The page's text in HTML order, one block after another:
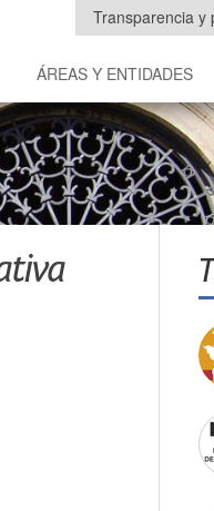
Transparencia y
ÁREAS Y ENTIDADES